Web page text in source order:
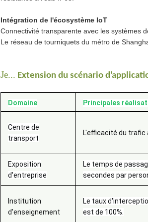
Intégration de l'écosystème IoT
Connectivité transparente avec les systèmes
Le réseau de tourniquets du métro de
Je... Extension du scénario
Domaine Principales
Centre de
transport
L'efficacité du trafic
Exposition
d'entreprise
Le temps de
secondes par
Institution
d'enseignement
Le taux
est de 100%.